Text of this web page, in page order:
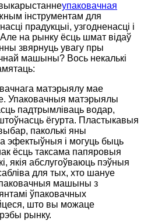
упаковачная
інструментам для
прадукцыі, узгодненасці і
на рынку ёсць шмат відаў
звярнуць увагу пры
машыны? Вось некалькі
матэрыялу мае
Упаковачныя матэрыялы
падтрымліваць водар,
ёгурта. Пластыкавыя
паколькі яны
эфектыўныя і могуць быць
ёсць таксама папяровыя
якія абслугоўваюць пэўныя
для тых, хто шануе
машыны з
ўпаковачных
што вы можаце
рынку.